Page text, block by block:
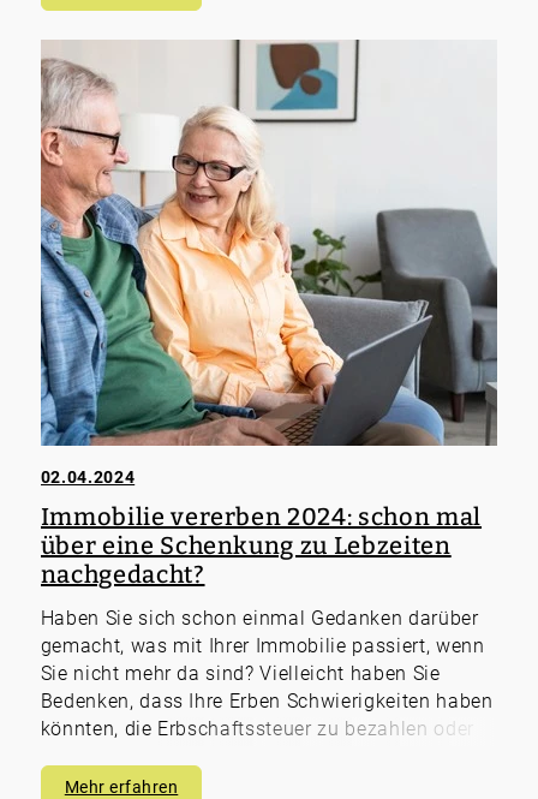
Kauf einer Immobilie wird von einer Vielzahl von
Faktoren beeinflusst, darunter finanzielle
Stabilität, langfristige Lebenspläne und
individuelle Prioritäten. Die gegenwärtige
Marktlage und die hohen Immobilienpreise führen
dazu, dass viele Menschen den Kauf einer
Immobilie als eine große finanzielle Hürde
betrachten und sich daher vorerst für das Mieten
entscheiden. Doch ist das wirklich immer die
bessere Lösung?
02.04.2024
Immobilie vererben 2024: schon mal
über eine Schenkung zu Lebzeiten
nachgedacht?
Haben Sie sich schon einmal Gedanken darüber
gemacht, was mit Ihrer Immobilie passiert, wenn
Sie nicht mehr da sind? Vielleicht haben Sie
Bedenken, dass Ihre Erben Schwierigkeiten haben
könnten, die Erbschaftssteuer zu bezahlen oder
wiederfinden könnten?
Mehr erfahren